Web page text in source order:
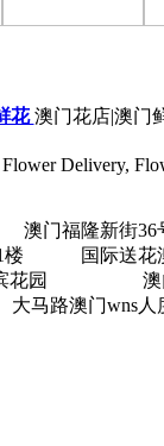
花澳门花店|澳门
Delivery,
澳门福隆新
厦1楼 国际
园 澳门市商
大马路澳门wns